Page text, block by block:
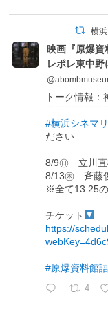
横
映画『原爆
レポレ東中野
トーク情報：
￣￣￣￣￣￣
#横浜シネマ
ださい
8/9㊐ 立川直
8/13㊍ 斉藤
※全て13:25
チケット
https://
#原爆資料館
4